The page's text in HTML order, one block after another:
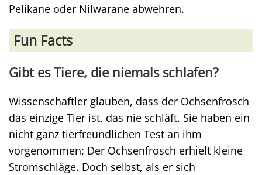
Pelikane oder Nilwarane abwehren.
Fun Facts
Gibt es Tiere, die niemals schlafen?
Wissenschaftler glauben, dass der Ochsenfrosch
das einzige Tier ist, das nie schläft. Sie haben ein
nicht ganz tierfreundlichen Test an ihm
vorgenommen: Der Ochsenfrosch erhielt kleine
Stromschläge. Doch selbst, als er sich